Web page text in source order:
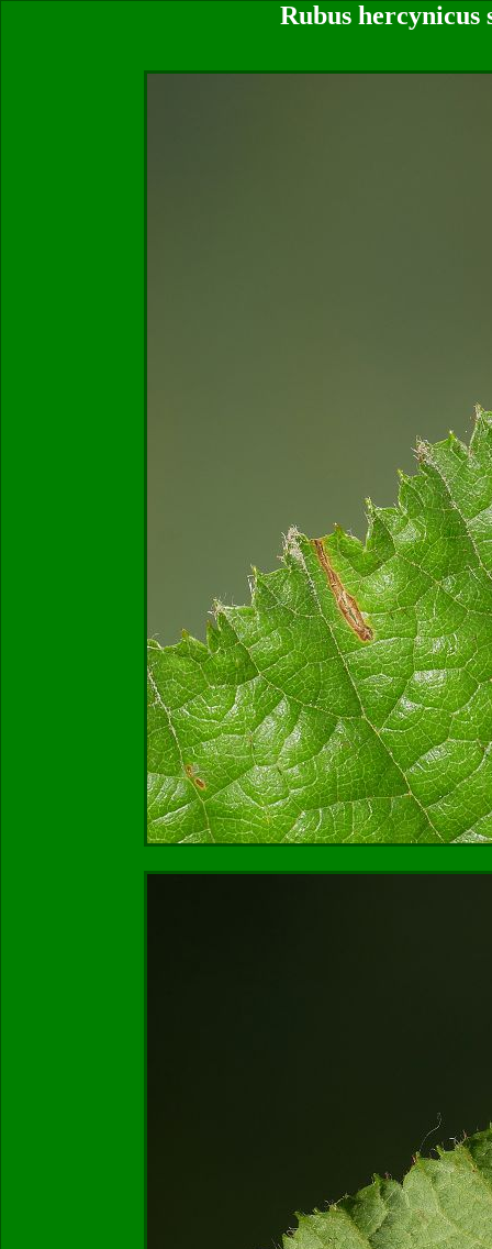
Rubus hercynicus